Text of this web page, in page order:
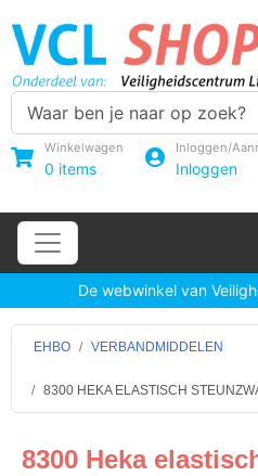
Winkelwagen
0 items
Inloggen/
Inloggen
De webwinkel van
EHBO VERBANDMIDDELEN
8300 HEKA ELASTISCH
8300 Heka